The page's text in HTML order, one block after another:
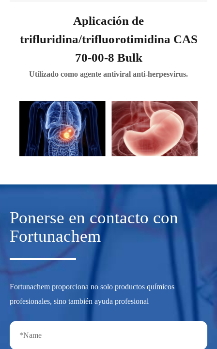
Aplicación de
trifluridina/trifluorotimidina CAS
70-00-8 Bulk
Utilizado como agente antiviral anti-herpesvirus.
Ponerse en contacto con
Fortunachem
Fortunachem proporciona no solo productos químicos
profesionales, sino también ayuda profesional